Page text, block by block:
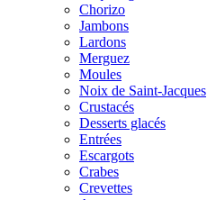
Chorizo
Jambons
Lardons
Merguez
Moules
Noix de Saint-Jacques
Crustacés
Desserts glacés
Entrées
Escargots
Crabes
Crevettes